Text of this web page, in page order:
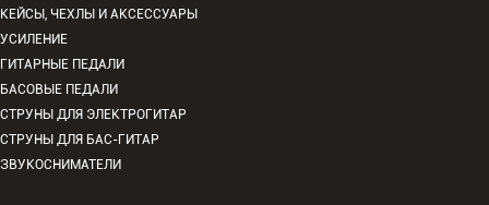
КЕЙСЫ, ЧЕХЛЫ И АКСЕССУАРЫ
УСИЛЕНИЕ
ГИТАРНЫЕ ПЕДАЛИ
БАСОВЫЕ ПЕДАЛИ
СТРУНЫ ДЛЯ ЭЛЕКТРОГИТАР
СТРУНЫ ДЛЯ БАС-ГИТАР
ЗВУКОСНИМАТЕЛИ